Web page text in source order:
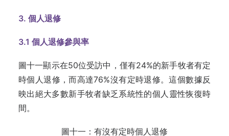
3. 個人退修
3.1 個人退修參與率
圖十一顯示在50位受訪中，僅有24%的新手牧者有定
時個人退修，而高達76%沒有定時退修。這個數據反
映出絕大多數新手牧者缺乏系統性的個人靈性恢復時
間。
圖十一：有沒有定時個人退修